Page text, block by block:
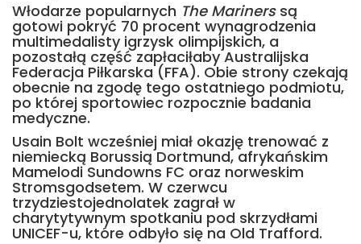
Włodarze popularnych The Marinerssą
gotowi pokryć 70 procent wynagrodzenia
multimedalisty igrzysk olimpijskich, a
pozostałą część zapłaciłaby Australijska
Federacja Piłkarska (FFA). Obie strony czekają
obecnie na zgodę tego ostatniego podmiotu,
po której sportowiec rozpocznie badania
medyczne.
Usain Bolt wcześniej miał okazję trenować z
niemiecką Borussią Dortmund, afrykańskim
Mamelodi Sundowns FC oraz norweskim
Stromsgodsetem. W czerwcu
trzydziestojednolatek zagrał w
charytytywnym spotkaniu pod skrzydłami
UNICEF-u, które odbyło się na Old Trafford.